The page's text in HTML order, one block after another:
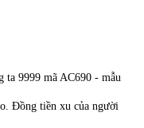
ta 9999 mã AC690 - mẫu
Đồng tiền xu của người